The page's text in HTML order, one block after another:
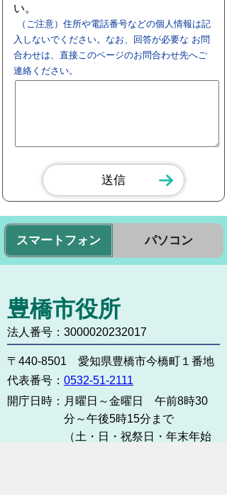
い。
（ご注意）住所や電話番号などの個人情報は記
入しないでください。なお、回答が必要な お問
合わせは、直接このページのお問合わせ先へご
連絡ください。
スマートフォン パソコン
豊橋市役所
法人番号：3000020232017
〒440-8501 愛知県豊橋市今橋町１番地
代表番号： 0532-51-2111
開庁日時： 月曜日～金曜日 午前8時30
分～午後5時15分まで
（土・日・祝祭日・年末年始